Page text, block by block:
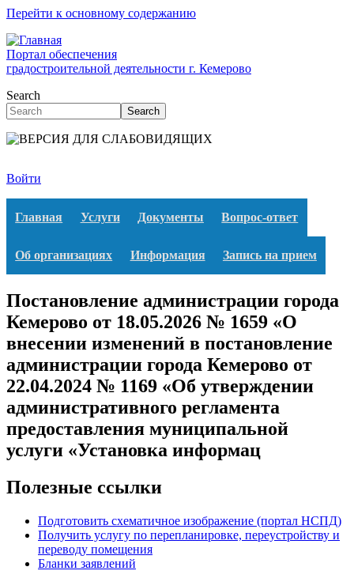
Перейти к основному содержанию
Портал обеспечения
градостроительной деятельности г. Кемерово
Search
Search
Войти
Главная Услуги Документы Вопрос-ответ
Об организациях Информация Запись на прием
Постановление администрации города
Кемерово от 18.05.2026 № 1659 «О
внесении изменений в постановление
администрации города Кемерово от
22.04.2024 № 1169 «Об утверждении
административного регламента
предоставления муниципальной
услуги «Установка информац
Полезные ссылки
Подготовить схематичное изображение (портал НСПД)
Получить услугу по перепланировке, переустройству и
переводу помещения
Бланки заявлений